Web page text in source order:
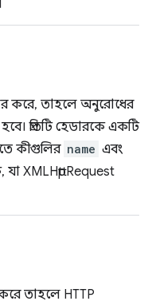
করে, তাহলে অনুরোধের
প্রতিটি হেডারকে একটি
কীগুলির name এবং
যা XMLHttpRequest
তাহলে HTTP